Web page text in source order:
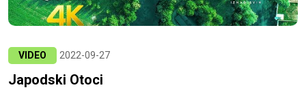
VIDEO 2022-09-27
Japodski Otoci